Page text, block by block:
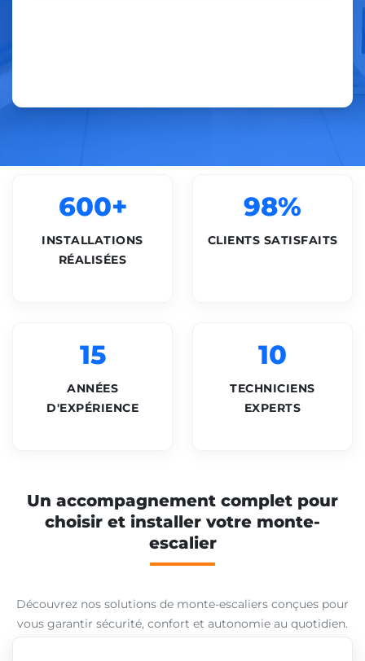
600+
INSTALLATIONS
RÉALISÉES
98%
CLIENTS SATISFAITS
15
ANNÉES
D'EXPÉRIENCE
10
TECHNICIENS
EXPERTS
Un accompagnement complet pour
choisir et installer votre monte-
escalier
Découvrez nos solutions de monte-escaliers conçues pour
vous garantir sécurité, confort et autonomie au quotidien.